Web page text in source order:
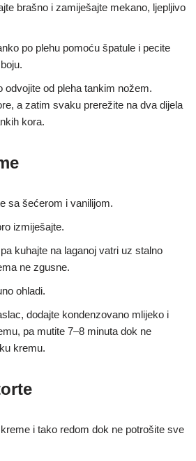
brašno i zamiješajte mekano, ljepljivo
po plehu pomoću špatule i pecite
odvojite od pleha tankim nožem.
a zatim svaku prerežite na dva dijela
kora.
sa šećerom i vanilijom.
izmiješajte.
kuhajte na laganoj vatri uz stalno
ne zgusne.
ohladi.
dodajte kondenzovano mlijeko i
pa mutite 7–8 minuta dok ne
kremu.
i tako redom dok ne potrošite sve